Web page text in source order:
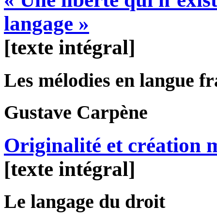
langage »
[texte intégral]
Les mélodies en langue
Gustave Carpène
Originalité et création
[texte intégral]
Le langage du droit